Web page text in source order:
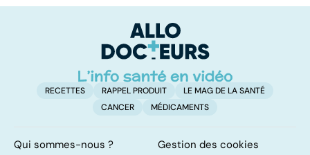
RECETTES RAPPEL PRODUIT
LE MAG DE LA SANTÉ
CANCER
MÉDICAMENTS
Qui sommes-nous ?
Gestion des cookies